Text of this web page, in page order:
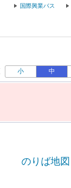
国際興業バス
小 中
のりば地